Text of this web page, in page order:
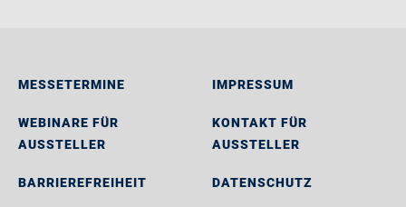
MESSETERMINE
WEBINARE FÜR
AUSSTELLER
BARRIEREFREIHEIT
IMPRESSUM
KONTAKT FÜR
AUSSTELLER
DATENSCHUTZ